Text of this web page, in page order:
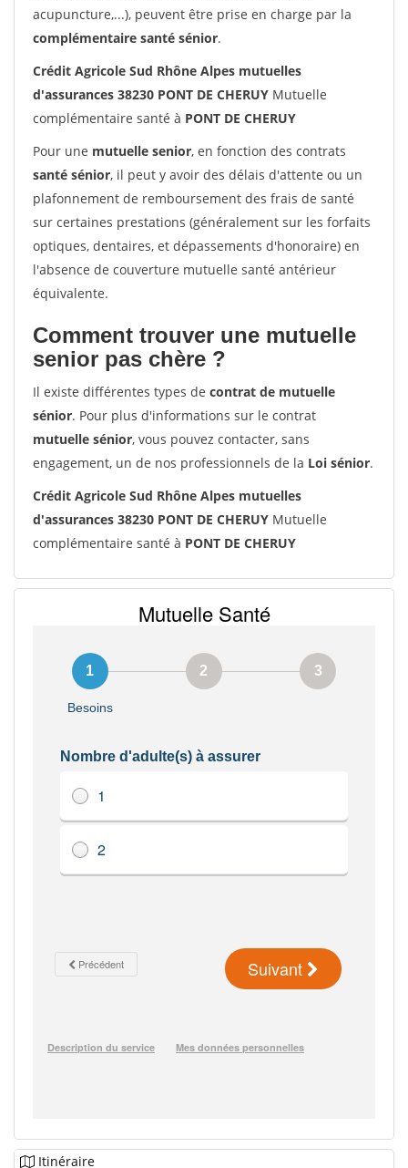
acupuncture,...), peuvent être prise en charge par la
complémentaire santé sénior.
Crédit Agricole Sud Rhône Alpes mutuelles
d'assurances 38230 PONT DE CHERUY Mutuelle
complémentaire santé à PONT DE CHERUY
Pour une mutuelle senior, en fonction des contrats
santé sénior, il peut y avoir des délais d'attente ou un
plafonnement de remboursement des frais de santé
sur certaines prestations (généralement sur les forfaits
optiques, dentaires, et dépassements d'honoraire) en
l'absence de couverture mutuelle santé antérieur
équivalente.
Comment trouver une mutuelle
senior pas chère ?
Il existe différentes types de contrat de mutuelle
sénior. Pour plus d'informations sur le contrat
mutuelle sénior, vous pouvez contacter, sans
engagement, un de nos professionnels de la Loi sénior.
Crédit Agricole Sud Rhône Alpes mutuelles
d'assurances 38230 PONT DE CHERUY Mutuelle
complémentaire santé à PONT DE CHERUY
Itinéraire